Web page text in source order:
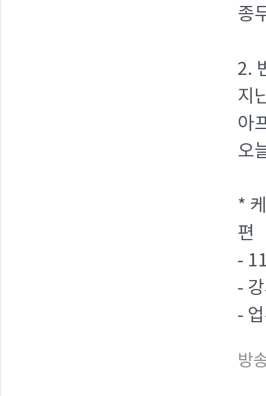
종
2.
지
아
오
*
편
-
-
-
방